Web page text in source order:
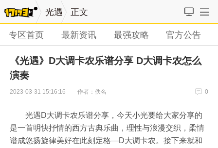
光遇 正文
专区首页 最新资讯 最强攻略 官方公告
《光遇》D大调卡农乐谱分享 D大调卡农怎么
演奏
2023-03-31 15:16:16 作者：佚名 0
光遇D大调卡农乐谱分享，今天小光要给大家分享的
是一首明快抒情的西方古典乐曲，理性与浪漫交织，柔情
谱成悠扬旋律美好在此刻定格—D大调卡农。接下来就和